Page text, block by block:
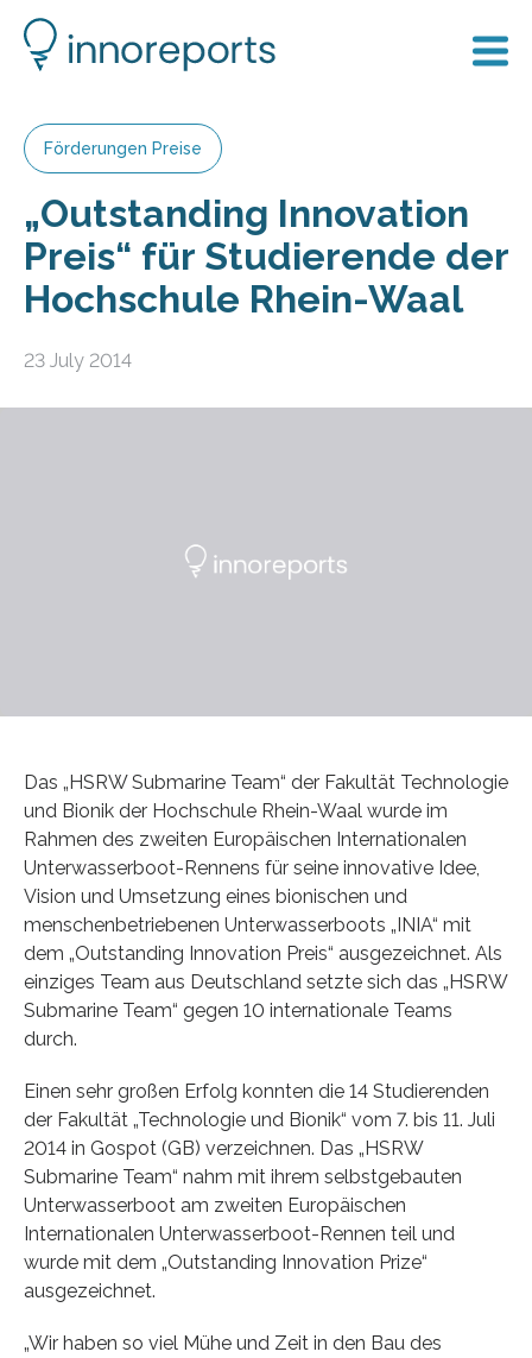
Förderungen Preise
„Outstanding Innovation
Preis“ für Studierende der
Hochschule Rhein-Waal
23 July 2014
Das „HSRW Submarine Team“ der Fakultät Technologie
und Bionik der Hochschule Rhein-Waal wurde im
Rahmen des zweiten Europäischen Internationalen
Unterwasserboot-Rennens für seine innovative Idee,
Vision und Umsetzung eines bionischen und
menschenbetriebenen Unterwasserboots „INIA“ mit
dem „Outstanding Innovation Preis“ ausgezeichnet. Als
einziges Team aus Deutschland setzte sich das „HSRW
Submarine Team“ gegen 10 internationale Teams
durch.
Einen sehr großen Erfolg konnten die 14 Studierenden
der Fakultät „Technologie und Bionik“ vom 7. bis 11. Juli
2014 in Gospot (GB) verzeichnen. Das „HSRW
Submarine Team“ nahm mit ihrem selbstgebauten
Unterwasserboot am zweiten Europäischen
Internationalen Unterwasserboot-Rennen teil und
wurde mit dem „Outstanding Innovation Prize“
ausgezeichnet.
„Wir haben so viel Mühe und Zeit in den Bau des